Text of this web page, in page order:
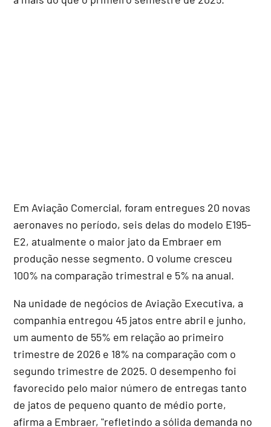
Em Aviação Comercial, foram entregues 20 novas
aeronaves no período, seis delas do modelo E195-
E2, atualmente o maior jato da Embraer em
produção nesse segmento. O volume cresceu
100% na comparação trimestral e 5% na anual.
Na unidade de negócios de Aviação Executiva, a
companhia entregou 45 jatos entre abril e junho,
um aumento de 55% em relação ao primeiro
trimestre de 2026 e 18% na comparação com o
segundo trimestre de 2025. O desempenho foi
favorecido pelo maior número de entregas tanto
de jatos de pequeno quanto de médio porte,
afirma a Embraer, "refletindo a sólida demanda no